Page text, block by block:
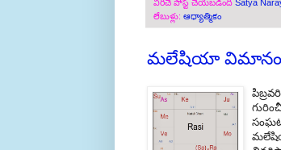
వీరిచే పోస్ట్ చేయబడింది Satya
లేబుళ్లు: ఆధ్యాత్మికం
మలేషియా విమానం